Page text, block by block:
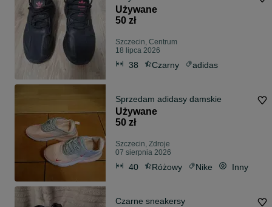
Używane
50 zł
Szczecin, Centrum
18 lipca 2026
38 Czarny adidas
Sprzedam adidasy damskie
Używane
50 zł
Szczecin, Zdroje
07 sierpnia 2026
40 Różowy Nike Inny
Czarne sneakersy